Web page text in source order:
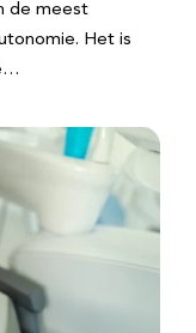
de meest
Het is